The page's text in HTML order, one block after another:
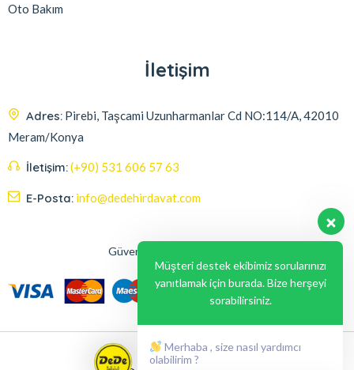
Oto Bakım
İletişim
Adres: Pirebi, Taşcami Uzunharmanlar Cd NO:114/A, 42010
Meram/Konya
İletişim:(+90) 531 606 57 63
E-Posta: info@dedehirdavat.com
Güvenli Ödeme Seçenekleri
Müşteri destek ekibimiz sorularınızı
yanıtlamak için burada. Bize herşeyi
sorabilirsiniz.
Merhaba , size nasıl yardımcı
olabilirim ?